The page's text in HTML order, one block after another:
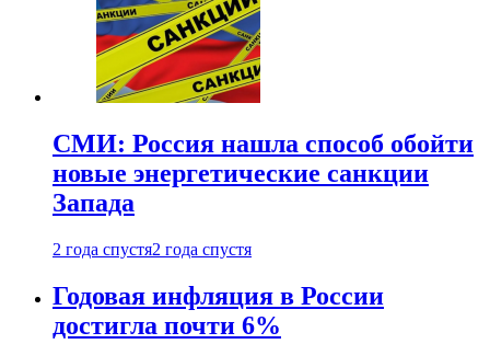
СМИ: Россия нашла способ обойти
новые энергетические санкции
Запада
2 года спустя2 года спустя
Годовая инфляция в России
достигла почти 6%